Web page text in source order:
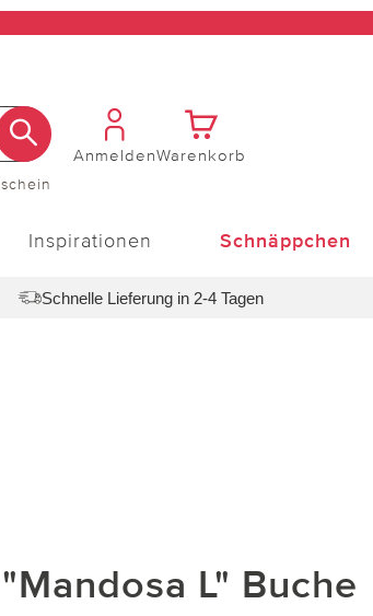
AnmeldenWarenkorb
Inspirationen Schnäppchen
Schnelle Lieferung in 2-4 Tagen
L" Buche